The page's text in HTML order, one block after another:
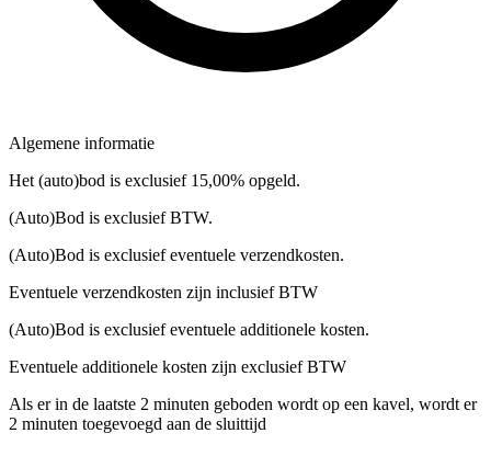
Algemene informatie
Het (auto)bod is exclusief 15,00% opgeld.
(Auto)Bod is exclusief BTW.
(Auto)Bod is exclusief eventuele verzendkosten.
Eventuele verzendkosten zijn inclusief BTW
(Auto)Bod is exclusief eventuele additionele kosten.
Eventuele additionele kosten zijn exclusief BTW
Als er in de laatste 2 minuten geboden wordt op een kavel, wordt er
2 minuten toegevoegd aan de sluittijd